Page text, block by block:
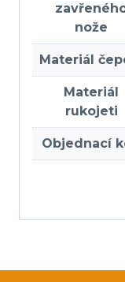
nože
Materiál
Materiál
rukojeti
Objednací